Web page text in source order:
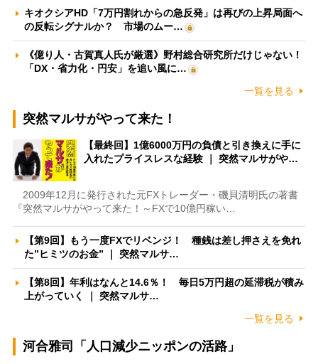
キオクシアHD「7万円割れからの急反発」は再びの上昇局面へ
の反転シグナルか？ 市場のムー…
《億り人・古賀真人氏が厳選》野村総合研究所だけじゃない！
「DX・省力化・円安」を追い風に…
一覧を見る
突然マルサがやって来た！
【最終回】1億6000万円の負債と引き換えに手に
入れたプライスレスな経験 ｜ 突然マルサがや…
2009年12月に発行された元FXトレーダー・磯貝清明氏の著書
『突然マルサがやって来た！～FXで10億円稼い…
【第9回】もう一度FXでリベンジ！ 種銭は差し押さえを免れ
た”ヒミツのお金” ｜ 突然マルサ…
【第8回】年利はなんと14.6％！ 毎日5万円超の延滞税が積み
上がっていく ｜ 突然マルサ…
一覧を見る
河合雅司「人口減少ニッポンの活路」